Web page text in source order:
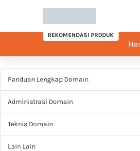
REKOMENDASI PRODUK
Panduan Lengkap Domain
Administrasi Domain
Teknis Domain
Lain Lain